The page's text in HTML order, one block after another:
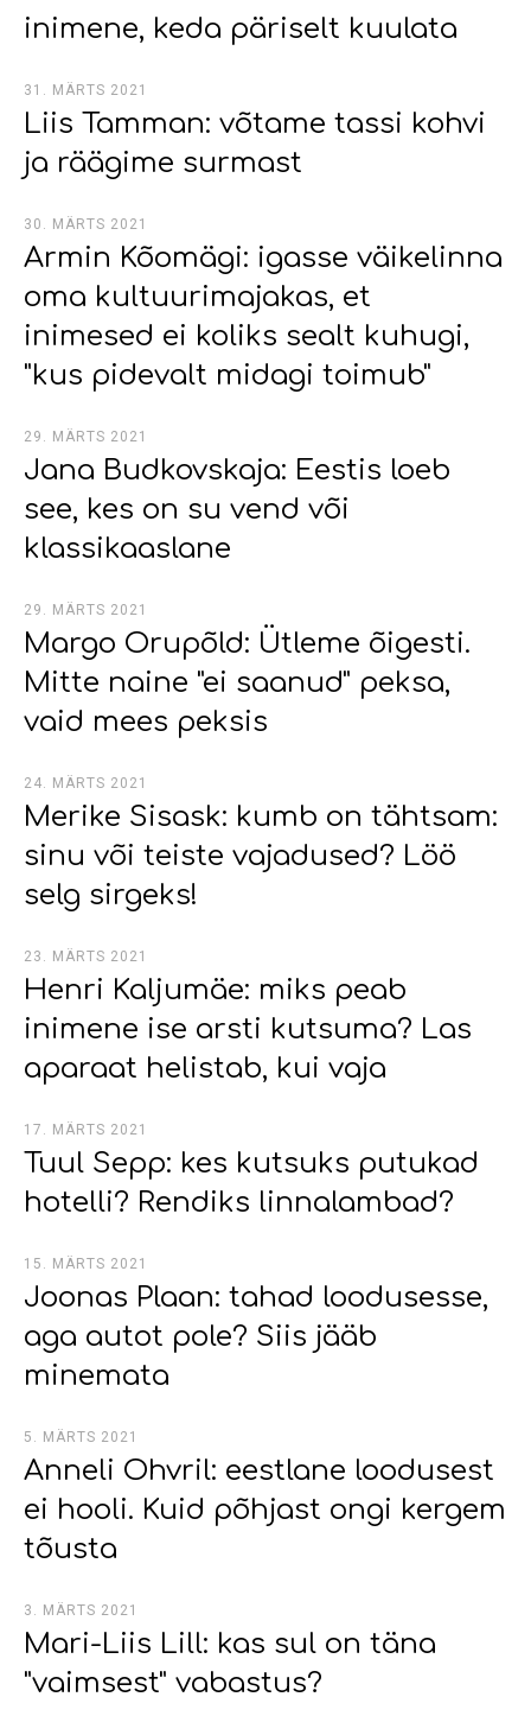
inimene, keda päriselt kuulata
31. MÄRTS 2021
Liis Tamman: võtame tassi kohvi
ja räägime surmast
30. MÄRTS 2021
Armin Kõomägi: igasse väikelinna
oma kultuurimajakas, et
inimesed ei koliks sealt kuhugi,
"kus pidevalt midagi toimub"
29. MÄRTS 2021
Jana Budkovskaja: Eestis loeb
see, kes on su vend või
klassikaaslane
29. MÄRTS 2021
Margo Orupõld: Ütleme õigesti.
Mitte naine "ei saanud" peksa,
vaid mees peksis
24. MÄRTS 2021
Merike Sisask: kumb on tähtsam:
sinu või teiste vajadused? Löö
selg sirgeks!
23. MÄRTS 2021
Henri Kaljumäe: miks peab
inimene ise arsti kutsuma? Las
aparaat helistab, kui vaja
17. MÄRTS 2021
Tuul Sepp: kes kutsuks putukad
hotelli? Rendiks linnalambad?
15. MÄRTS 2021
Joonas Plaan: tahad loodusesse,
aga autot pole? Siis jääb
minemata
5. MÄRTS 2021
Anneli Ohvril: eestlane loodusest
ei hooli. Kuid põhjast ongi kergem
tõusta
3. MÄRTS 2021
Mari-Liis Lill: kas sul on täna
"vaimsest" vabastus?